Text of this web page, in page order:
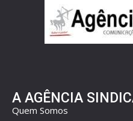
A AGÊNCIA
Quem Somos